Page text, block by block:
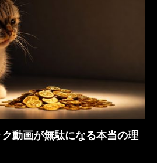
動画が無駄になる本当の理